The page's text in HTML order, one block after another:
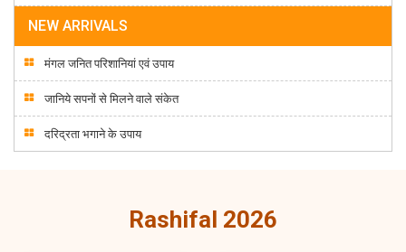
NEW ARRIVALS
मंगल जनित परिशानियां एवं उपाय
जानिये सपनों से मिलने वाले संकेत
दरिद्रता भगाने के उपाय
Rashifal 2026